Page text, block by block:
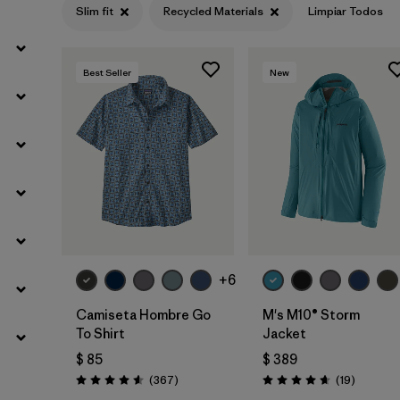
Filtrar por
Materials & Fabric
Slim fit Recycled Materials Limpiar Todos
Best Seller
+6
Camiseta Hombre Go
To Shirt
$ 85
Valoración: 4.6 / 5
(367Comentarios
)
New
M's M10® Storm
Jacket
$ 389
Valoración: 4.7 / 5
(19)